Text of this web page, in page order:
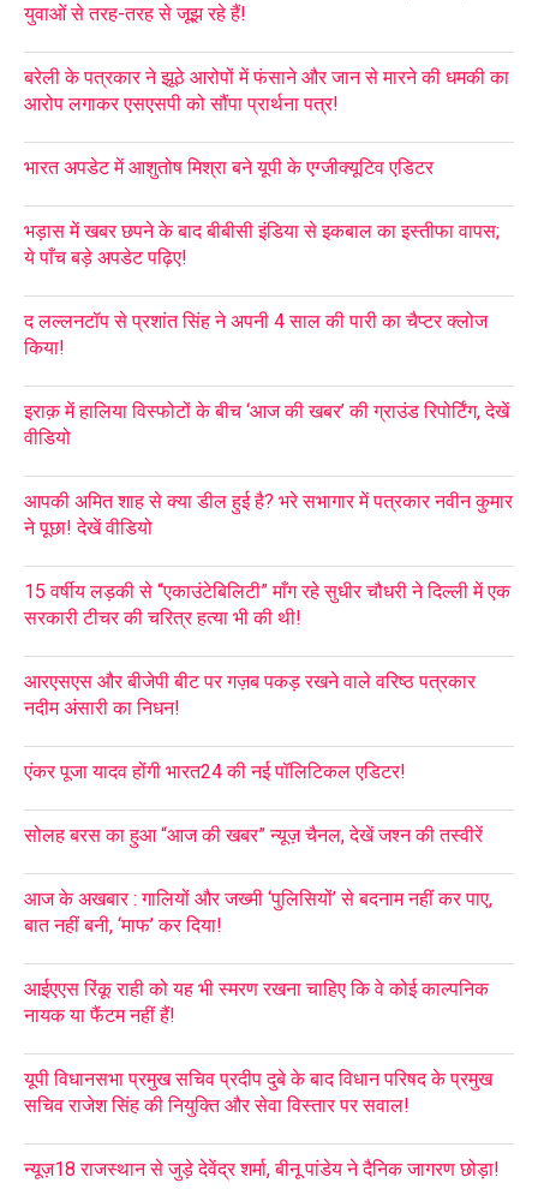
युवाओं से तरह-तरह से जूझ रहे हैं!
बरेली के पत्रकार ने झूठे आरोपों में फंसाने और जान से मारने की धमकी का
आरोप लगाकर एसएसपी को सौंपा प्रार्थना पत्र!
भारत अपडेट में आशुतोष मिश्रा बने यूपी के एग्जीक्यूटिव एडिटर
भड़ास में खबर छपने के बाद बीबीसी इंडिया से इकबाल का इस्तीफा वापस;
ये पाँच बड़े अपडेट पढ़िए!
द लल्लनटॉप से प्रशांत सिंह ने अपनी 4 साल की पारी का चैप्टर क्लोज
किया!
इराक़ में हालिया विस्फोटों के बीच ‘आज की खबर’ की ग्राउंड रिपोर्टिंग, देखें
वीडियो
आपकी अमित शाह से क्या डील हुई है? भरे सभागार में पत्रकार नवीन कुमार
ने पूछा! देखें वीडियो
15 वर्षीय लड़की से “एकाउंटेबिलिटी” माँग रहे सुधीर चौधरी ने दिल्ली में एक
सरकारी टीचर की चरित्र हत्या भी की थी!
आरएसएस और बीजेपी बीट पर गज़ब पकड़ रखने वाले वरिष्ठ पत्रकार
नदीम अंसारी का निधन!
एंकर पूजा यादव होंगी भारत24 की नई पॉलिटिकल एडिटर!
सोलह बरस का हुआ “आज की खबर” न्यूज़ चैनल, देखें जश्न की तस्वीरें
आज के अखबार : गालियों और जख्मी ‘पुलिसियों’ से बदनाम नहीं कर पाए,
बात नहीं बनी, ‘माफ’ कर दिया!
आईएएस रिंकू राही को यह भी स्मरण रखना चाहिए कि वे कोई काल्पनिक
नायक या फैंटम नहीं हैं!
यूपी विधानसभा प्रमुख सचिव प्रदीप दुबे के बाद विधान परिषद के प्रमुख
सचिव राजेश सिंह की नियुक्ति और सेवा विस्तार पर सवाल!
न्यूज़18 राजस्थान से जुड़े देवेंद्र शर्मा, बीनू पांडेय ने दैनिक जागरण छोड़ा!